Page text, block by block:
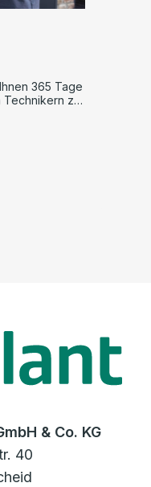
365 Tage
zur
Ihrer
& Co. KG
40